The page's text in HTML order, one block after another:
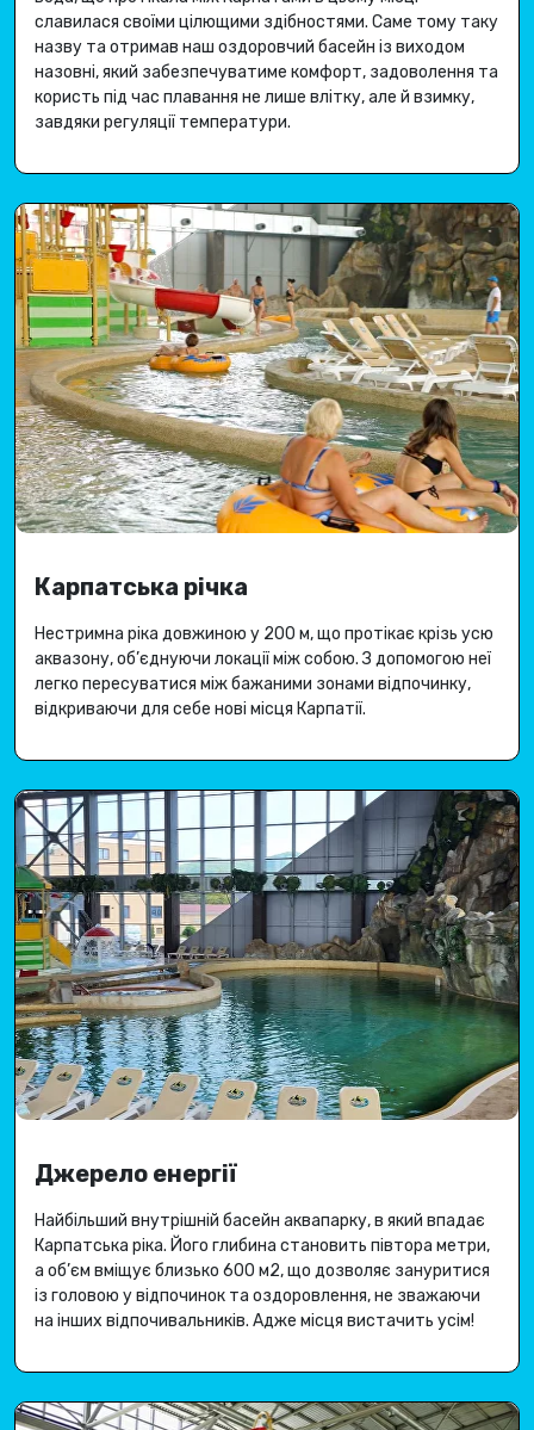
славилася своїми цілющими здібностями. Саме тому таку
назву та отримав наш оздоровчий басейн із виходом
назовні, який забезпечуватиме комфорт, задоволення та
користь під час плавання не лише влітку, але й взимку,
завдяки регуляції температури.
Карпатська річка
Нестримна ріка довжиною у 200 м, що протікає крізь усю
аквазону, об’єднуючи локації між собою.З допомогою неї
легко пересуватися між бажаними зонами відпочинку,
відкриваючи для себе нові місця Карпатії.
Джерело енергії
Найбільший внутрішній басейн аквапарку, в який впадає
Карпатська ріка. Його глибина становить півтора метри,
а об’єм вміщує близько 600 м2, що дозволяє зануритися
із головою у відпочинок та оздоровлення, не зважаючи
на інших відпочивальників. Адже місця вистачить усім!